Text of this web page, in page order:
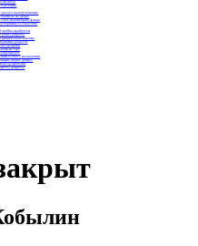
Контакты
Отделения
Сделать пожертвование
Подписка на добро
Стать волонтером фонда
Вечеринки со смыслом
Коробка храбрости
Уроки Доброты
Юридическая помощь
Мамины радости
Автодобряки
Добрый торт
Добропробег
Няни особого назначения
Акция «Букет добра»
Фактор времени
Цветы доброты